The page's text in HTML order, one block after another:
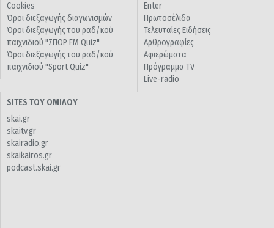
Cookies
Όροι διεξαγωγής διαγωνισμών
Όροι διεξαγωγής του ραδ/κού
παιχνιδιού "ΣΠΟΡ FM Quiz"
Όροι διεξαγωγής του ραδ/κού
παιχνιδιού "Sport Quiz"
Enter
Πρωτοσέλιδα
Τελευταίες Ειδήσεις
Αρθρογραφίες
Αφιερώματα
Πρόγραμμα TV
Live-radio
SITES ΤΟΥ ΟΜΙΛΟΥ
skai.gr
skaitv.gr
skairadio.gr
skaikairos.gr
podcast.skai.gr